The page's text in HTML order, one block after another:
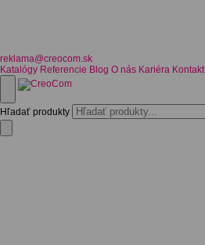
reklama@creocom.sk
Katalógy Referencie Blog O nás Kariéra Kontakt
Hľadať produkty